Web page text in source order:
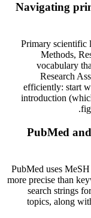
Navigating
Primary scientific
Methods,
vocabulary
Research
efficiently: start
introduction
PubMed
PubMed uses
more precise than
search strings
topics, along